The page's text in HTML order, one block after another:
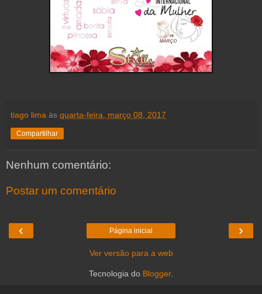
tiago lima às quarta-feira, março 08, 2017
Compartilhar
Nenhum comentário:
Postar um comentário
‹ ›
Página inicial
Ver versão para a web
Tecnologia do Blogger.